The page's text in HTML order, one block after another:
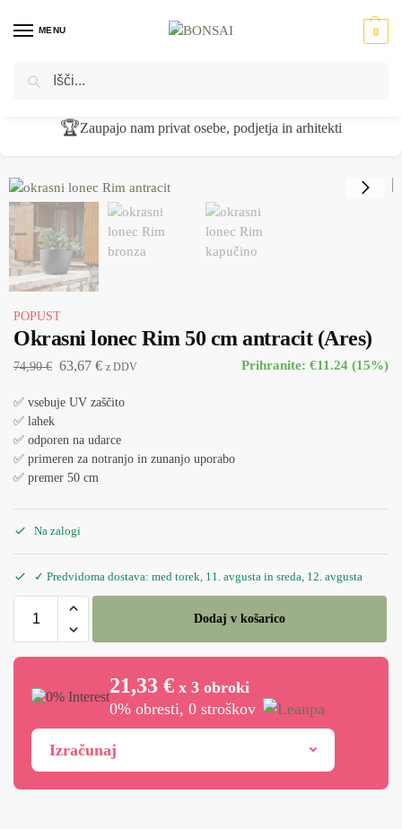
MENU 0
Domov Okrasni lonci - cvetlična korita
🏆Zaupajo nam privat osebe, podjetja in arhitekti
POPUST
Okrasni lonec Rim 50 cm antracit (Ares)
74,90€ 63,67 € z DDV Prihranite: €11.24 (15%)
✅ vsebuje UV zaščito
✅ lahek
✅ odporen na udarce
✅ primeren za notranjo in zunanjo uporabo
✅ premer 50 cm
Na zalogi
✓ Predvidoma dostava: med torek, 11. avgusta in sreda, 12. avgusta
Dodaj v košarico
21,33 € x 3 obroki
0% obresti, 0 stroškov
Izračunaj